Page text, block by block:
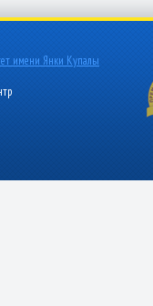
имени Янки Купалы